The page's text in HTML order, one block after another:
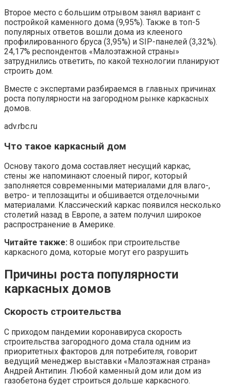
Второе место с большим отрывом занял вариант с
постройкой каменного дома (9,95%). Также в топ-5
популярных ответов вошли дома из клееного
профилированного бруса (3,95%) и SIP-панелей (3,32%).
24,17% респондентов «Малоэтажной страны»
затруднились ответить, по какой технологии планируют
строить дом.
Вместе с экспертами разбираемся в главных причинах
роста популярности на загородном рынке каркасных
домов.
adv.rbc.ru
Что такое каркасный дом
Основу такого дома составляет несущий каркас,
стены же напоминают слоеный пирог, который
заполняется современными материалами для влаго-,
ветро- и теплозащиты и обшивается отделочными
материалами. Классический каркас появился несколько
столетий назад в Европе, а затем получил широкое
распространение в Америке.
Читайте также: 8 ошибок при строительстве
каркасного дома, которые могут его разрушить
Причины роста популярности
каркасных домов
Скорость строительства
С приходом пандемии коронавируса скорость
строительства загородного дома стала одним из
приоритетных факторов для потребителя, говорит
ведущий менеджер выставки «Малоэтажная страна»
Андрей Антипин. Любой каменный дом или дом из
газобетона будет строиться дольше каркасного.